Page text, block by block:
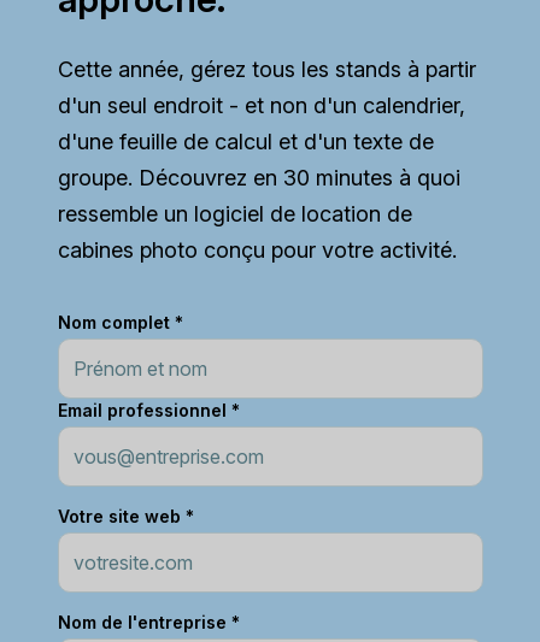
Cette année, gérez tous les stands à partir
d'un seul endroit - et non d'un calendrier,
d'une feuille de calcul et d'un texte de
groupe. Découvrez en 30 minutes à quoi
ressemble un logiciel de location de
cabines photo conçu pour votre activité.
Nom complet *
Email professionnel *
Votre site web *
Nom de l'entreprise *